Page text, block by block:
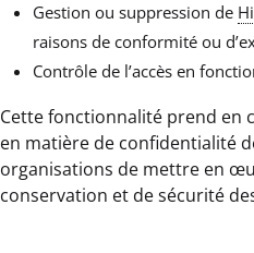
Gestion ou suppression de
raisons de conformité ou
Contrôle de l’accès en
Cette fonctionnalité prend en
en matière de confidentialité
organisations de mettre en
conservation et de sécurité